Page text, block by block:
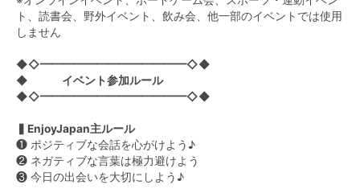
ト、読書会、野外イベント、飲み会、他一部のイベントでは使用
しません
◆◇━━━━━━━━━━━━━◇◆
◆ イベント参加ルール
◆◇━━━━━━━━━━━━━◇◆
▍EnjoyJapan主ルール
❶ ポジティブな会話を心がけよう♪
❷ ネガティブな言葉は極力避けよう
❸ 今日の出会いを大切にしよう♪